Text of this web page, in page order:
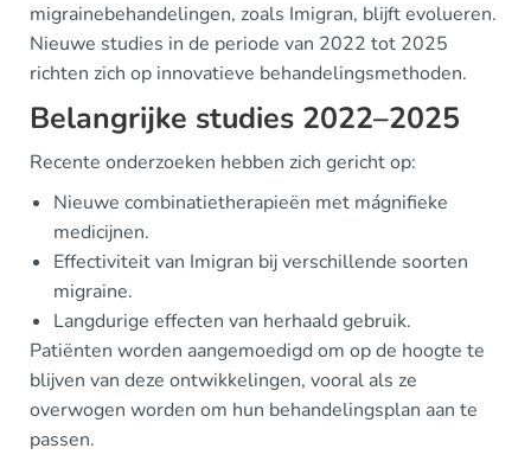
migrainebehandelingen, zoals Imigran, blijft evolueren.
Nieuwe studies in de periode van 2022 tot 2025
richten zich op innovatieve behandelingsmethoden.
Belangrijke studies 2022–2025
Recente onderzoeken hebben zich gericht op:
Nieuwe combinatietherapieën met mágnifieke
medicijnen.
Effectiviteit van Imigran bij verschillende soorten
migraine.
Langdurige effecten van herhaald gebruik.
Patiënten worden aangemoedigd om op de hoogte te
blijven van deze ontwikkelingen, vooral als ze
overwogen worden om hun behandelingsplan aan te
passen.